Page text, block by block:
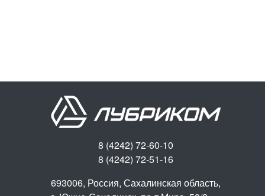
8 (4242) 72-60-10
8 (4242) 72-51-16
693006, Россия, Сахалинская область,